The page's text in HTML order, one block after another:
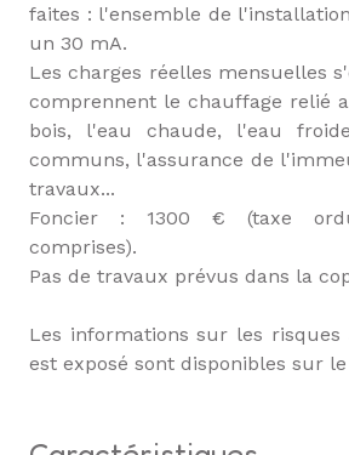
faites : l'ensemble de
un 30 mA.
Les charges réelles mensuelles
comprennent le chauffage relié
bois, l'eau chaude, l'eau
communs, l'assurance de
travaux...
Foncier : 1300 € (taxe
comprises).
Pas de travaux prévus dans la
Les informations sur les risques
est exposé sont disponibles sur